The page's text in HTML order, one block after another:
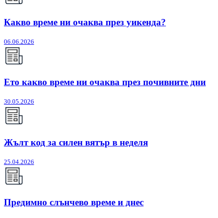
Какво време ни очаква през уикенда?
06.06.2026
Ето какво време ни очаква през почивните дни
30.05.2026
Жълт код за силен вятър в неделя
25.04.2026
Предимно слънчево време и днес